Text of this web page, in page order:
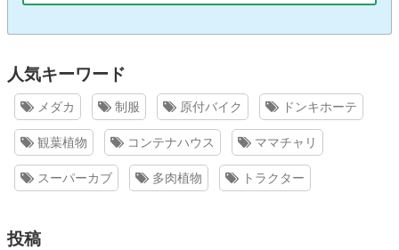
人気キーワード
メダカ 制服 原付バイク ドンキホーテ
観葉植物 コンテナハウス ママチャリ
スーパーカブ 多肉植物 トラクター
投稿